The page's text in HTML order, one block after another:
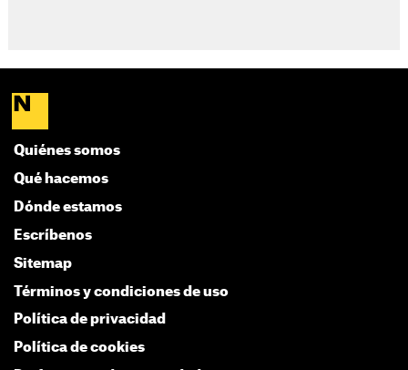
Quiénes somos
Qué hacemos
Dónde estamos
Escríbenos
Sitemap
Términos y condiciones de uso
Política de privacidad
Política de cookies